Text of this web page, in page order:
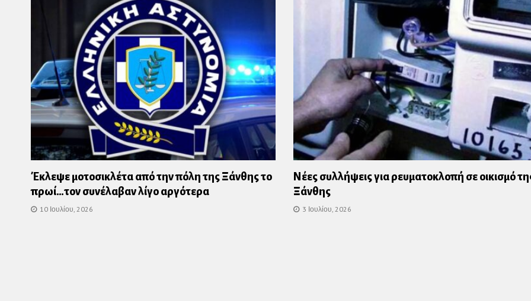
Έκλεψε μοτοσικλέτα από την πόλη της Ξάνθης το
πρωί…τον συνέλαβαν λίγο αργότερα
10 Ιουλίου, 2026
Νέες συλλήψεις για ρευματοκλοπή σε οικισμό
Ξάνθης
3 Ιουλίου, 2026